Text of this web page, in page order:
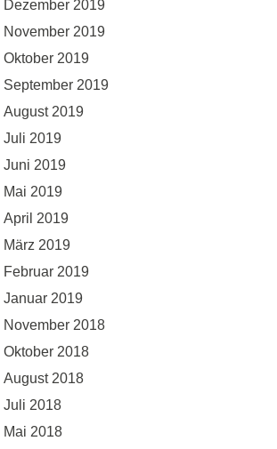
Dezember 2019
November 2019
Oktober 2019
September 2019
August 2019
Juli 2019
Juni 2019
Mai 2019
April 2019
März 2019
Februar 2019
Januar 2019
November 2018
Oktober 2018
August 2018
Juli 2018
Mai 2018